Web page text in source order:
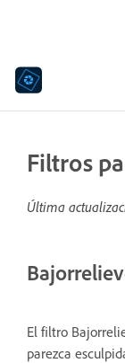
Filtros
Última
El filtro
parezca